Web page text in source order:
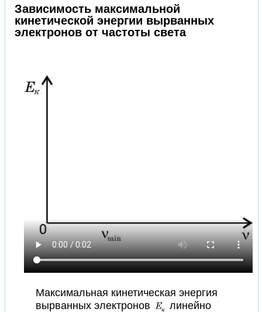
Зависимость максимальной
кинетической энергии вырванных
электронов от частоты света
Максимальная кинетическая энергия
вырванных электронов
линейно